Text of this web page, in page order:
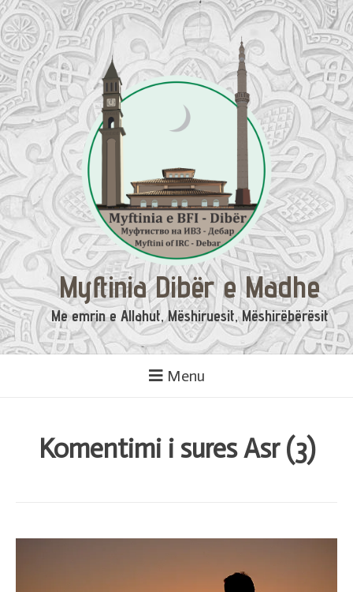
Skip
to
content
Myftinia Dibër e Madhe
Me emrin e Allahut, Mëshiruesit, Mëshirëbërësit
Menu
Komentimi i sures Asr (3)